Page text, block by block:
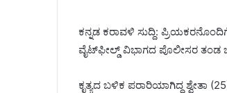
ಕನ್ನಡ ಕರಾವಳಿ ಸುದ್ದಿ:
ವೈಟ್‌ಫೀಲ್ಡ್ ವಿಭಾಗದ ಪೊಲೀಸರ ತಂಡ
ಕೃತ್ಯದ ಬಳಿಕ ಪರಾರಿಯಾಗಿದ್ದ ಶ್ವೇತಾ